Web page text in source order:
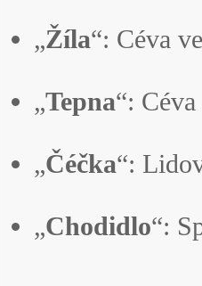
„Žíla“: Céva
„Tepna“:
„Čéčka“:
„Chodidlo“: